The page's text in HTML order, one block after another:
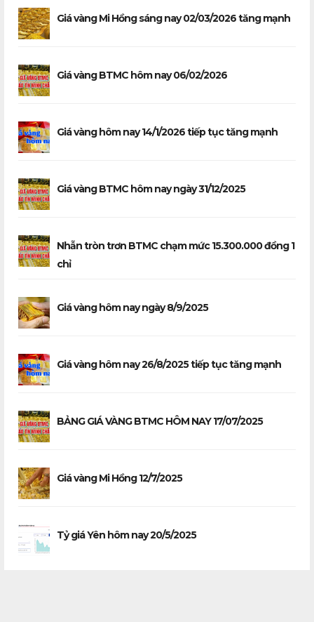
Giá vàng Mi Hồng sáng nay 02/03/2026 tăng mạnh
Giá vàng BTMC hôm nay 06/02/2026
Giá vàng hôm nay 14/1/2026 tiếp tục tăng mạnh
Giá vàng BTMC hôm nay ngày 31/12/2025
Nhẫn tròn trơn BTMC chạm mức 15.300.000 đồng 1
chỉ
Giá vàng hôm nay ngày 8/9/2025
Giá vàng hôm nay 26/8/2025 tiếp tục tăng mạnh
BẢNG GIÁ VÀNG BTMC HÔM NAY 17/07/2025
Giá vàng Mi Hồng 12/7/2025
Tỷ giá Yên hôm nay 20/5/2025